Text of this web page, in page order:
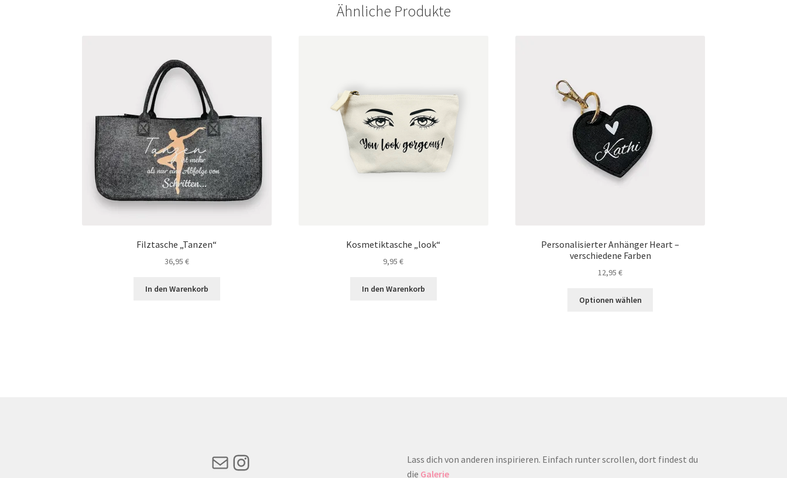
Ähnliche Produkte
Filztasche „Tanzen“
36,95 €
In den Warenkorb
Kosmetiktasche „look“
9,95€
In den Warenkorb
Personalisierter Anhänger Heart –
verschiedene Farben
12,95€
Optionen wählen
werden
MailInstagram
Lass dich von anderen inspirieren. Einfach runter scrollen, dort findest du
die Galerie